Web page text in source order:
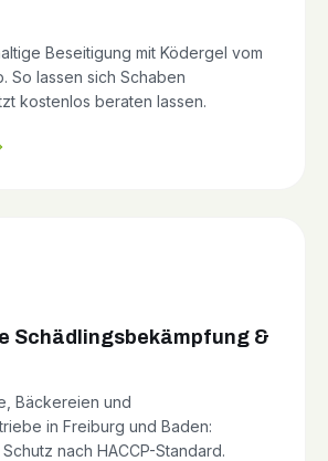
Beseitigung mit Ködergel vom
So lassen sich Schaben
kostenlos beraten lassen.
Schädlingsbekämpfung &
Bäckereien und
in Freiburg und Baden:
nach HACCP-Standard.